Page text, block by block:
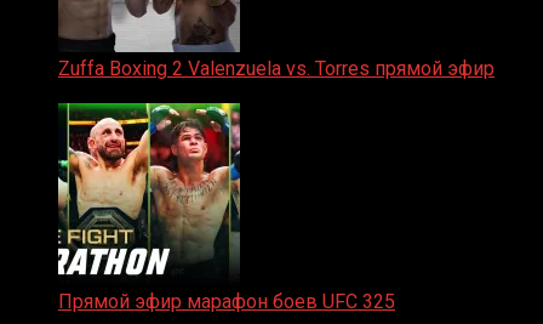
Zuffa Boxing 2 Valenzuela vs. Torres прямой эфир
Прямой эфир марафон боев UFC 325